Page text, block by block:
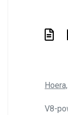
V8-